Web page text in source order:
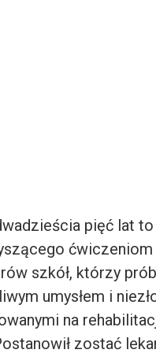
pięć lat to
ćwiczeniom
szkół, którzy
umysłem i
na
zostać